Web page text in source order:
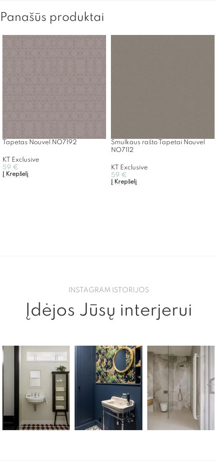
Panašūs produktai
Tapetas Nouvel NO7192
KT Exclusive
59 €
Į Krepšelį
Smulkaus rašto Tapetai Nouvel
NO7112
KT Exclusive
59 €
Į Krepšelį
INSTAGRAM ISTORIJOS
Įdėjos Jūsų interjerui